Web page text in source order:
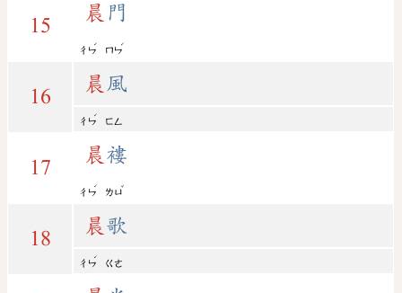
15
晨 門
ㄔㄣ
ˊ
ㄇㄣ
ˊ
16
晨 風
ㄔㄣ
ˊ
ㄈㄥ
17
晨 褸
ㄔㄣ
ˊ
ㄌㄩ
ˇ
18
晨 歌
ㄔㄣ
ˊ
ㄍㄜ